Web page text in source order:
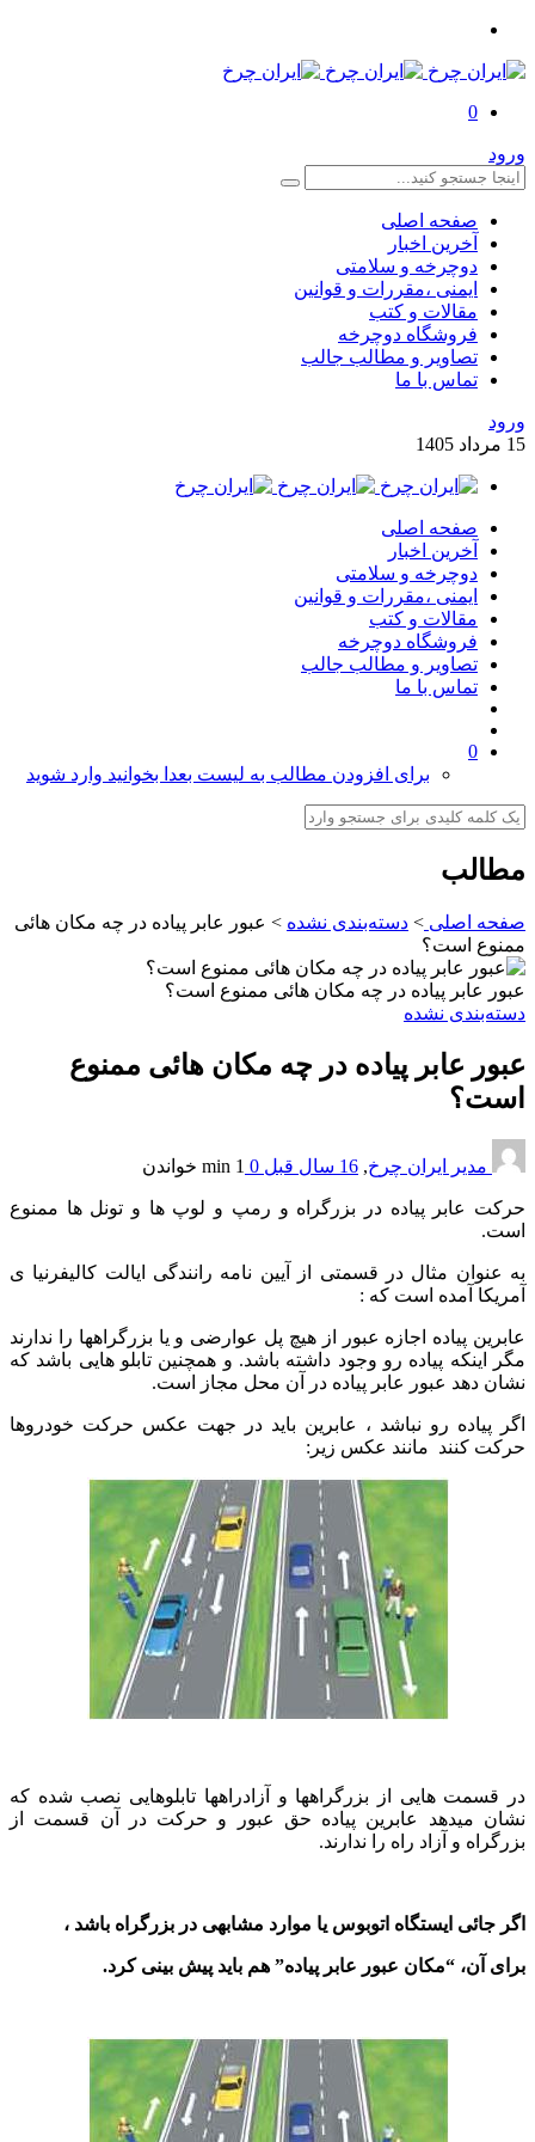
0
ورود
صفحه اصلی
آخرین اخبار
دوچرخه و سلامتی
ایمنی ،مقررات و قوانین
مقالات و کتب
فروشگاه دوچرخه
تصاویر و مطالب جالب
تماس با ما
ورود
15 مرداد 1405
صفحه اصلی
آخرین اخبار
دوچرخه و سلامتی
ایمنی ،مقررات و قوانین
مقالات و کتب
فروشگاه دوچرخه
تصاویر و مطالب جالب
تماس با ما
0
برای افزودن مطالب به لیست بعدا بخوانید وارد شوید
مطالب
صفحه اصلی > دسته‌بندی نشده > عبور عابر پیاده در چه مکان هائی
ممنوع است؟
عبور عابر پیاده در چه مکان هائی ممنوع است؟
دسته‌بندی نشده
عبور عابر پیاده در چه مکان هائی ممنوع
است؟
مدیر ایران چرخ, 16 سال قبل 0
1 min خواندن
حرکت عابر پیاده در بزرگراه و رمپ و لوپ ها و تونل ها ممنوع
است.
به عنوان مثال در قسمتی از آیین نامه رانندگی ایالت کالیفرنیا ی
آمریکا آمده است که :
عابرین پیاده اجازه عبور از هیچ پل عوارضی و یا بزرگراهها را ندارند
مگر اینکه پیاده رو وجود داشته باشد. و همچنین تابلو هایی باشد که
نشان دهد عبور عابر پیاده در آن محل مجاز است.
اگر پیاده رو نباشد ، عابرین باید در جهت عکس حرکت خودروها
حرکت کنند مانند عکس زیر:
در قسمت هایی از بزرگراهها و آزادراهها تابلوهایی نصب شده که
نشان میدهد عابرین پیاده حق عبور و حرکت در آن قسمت از
بزرگراه و آزاد راه را ندارند.
اگر جائی ایستگاه اتوبوس یا موارد مشابهی در بزرگراه باشد ،
برای آن، “مکان عبور عابر پیاده” هم باید پیش بینی کرد.